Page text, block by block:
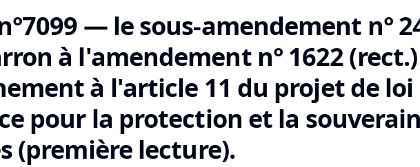
— le sous-amendement n°
à l'amendement n° 1622
à l'article 11 du projet de loi
pour la protection et la
(première lecture).